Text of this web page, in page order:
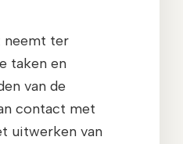
neemt ter
taken en
van de
contact met
uitwerken van